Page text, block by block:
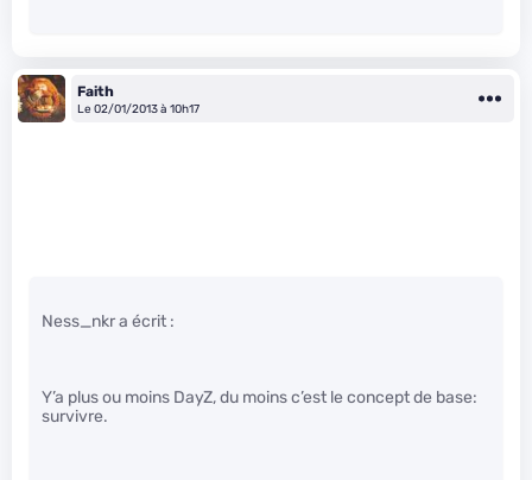
Faith
Le 02/01/2013 à 10h17
Ness_nkr a écrit :
Y’a plus ou moins DayZ, du moins c’est le concept de base:
survivre.